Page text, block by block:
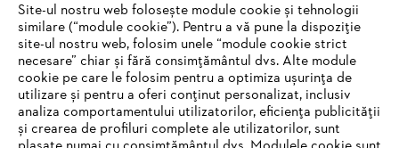
#STIHL
Site-ul nostru web folosește module cookie și tehnologii
similare (“module cookie”). Pentru a vă pune la dispoziție
site-ul nostru web, folosim unele “module cookie strict
necesare” chiar și fără consimțământul dvs. Alte module
cookie pe care le folosim pentru a optimiza ușurința de
utilizare și pentru a oferi conținut personalizat, inclusiv
analiza comportamentului utilizatorilor, eficiența publicității
și crearea de profiluri complete ale utilizatorilor, sunt